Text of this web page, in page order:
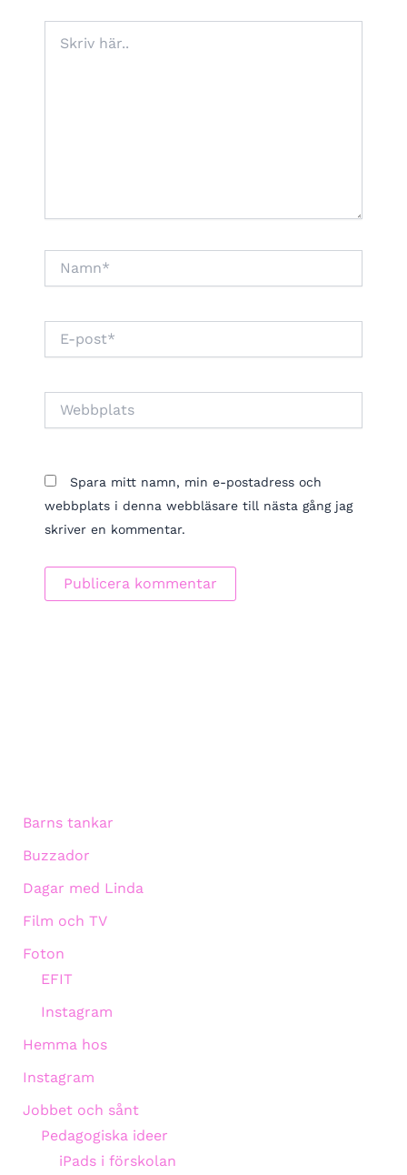
här..
post*
Spara mitt namn, min e-postadress och
webbplats i denna webbläsare till nästa gång jag
skriver en kommentar.
Barns tankar
Buzzador
Dagar med Linda
Film och TV
Foton
EFIT
Instagram
Hemma hos
Instagram
Jobbet och sånt
Pedagogiska ideer
iPads i förskolan